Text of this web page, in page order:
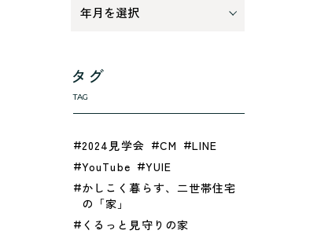
タグ
TAG
2024見学会 CM
LINE
YouTube
YUIE
かしこく暮らす、二世帯住宅
の「家」
くるっと見守りの家